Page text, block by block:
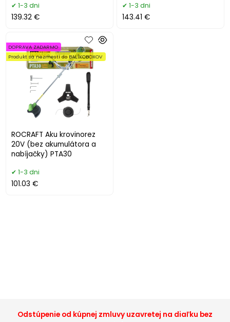
1-3 dni
139.32 €
1-3 dni
143.41 €
ROCRAFT Aku krovinorez
20V (bez akumulátora a
nabíjačky) PTA30
DOPRAVA ZADARMO
Produkt sa nezmestí do BALÍKOBOXOV
1-3 dni
101.03 €
Odstúpenie od kúpnej zmluvy uzavretej na diaľku bez